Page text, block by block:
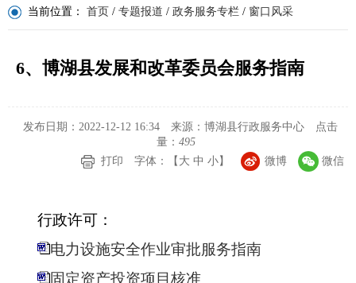
当前位置： 首页 / 专题报道 / 政务服务专栏 / 窗口风采
6、博湖县发展和改革委员会服务指南
发布日期：2022-12-12 16:34 来源：博湖县行政服务中心
点击
量： 495
打印
字体：【 大 中 小】 微博 微信
行政许可：
电力设施安全作业审批服务指南
固定资产投资项目核准